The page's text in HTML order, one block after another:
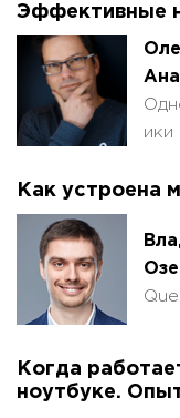
Эффективные
ики
Как устроена
Когда
ноутбуке.